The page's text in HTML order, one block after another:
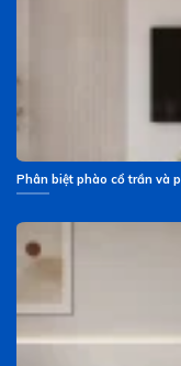
Phân biệt phào cổ trần và